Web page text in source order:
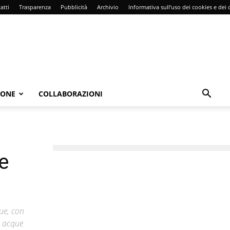
Trasparenza Pubblicità Archivio Informativa sull’uso dei cookies e dei
COLLABORAZIONI
con